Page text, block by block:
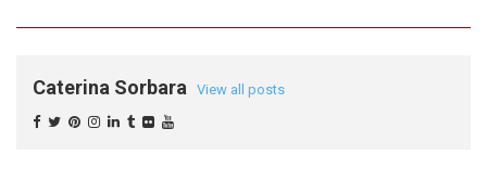
Caterina Sorbara View all posts